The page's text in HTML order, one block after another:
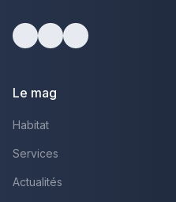
Le mag
Habitat
Services
Actualités